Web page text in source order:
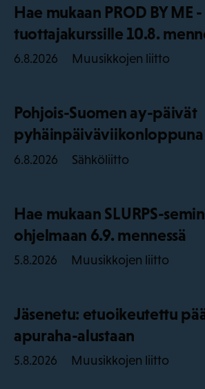
Hae mukaan PROD BY ME -
tuottajakurssille 10.8.
6.8.2026 Muusikkojen liitto
Pohjois-Suomen ay-päivät
pyhäinpäiväviikonloppuna
6.8.2026 Sähköliitto
Hae mukaan SLURPS-
ohjelmaan 6.9. mennessä
5.8.2026 Muusikkojen liitto
Jäsenetu: etuoikeutettu
apuraha-alustaan
5.8.2026 Muusikkojen liitto